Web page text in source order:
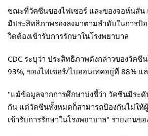
ขณะที่วัคซีนของไฟเซอร์ และของจอห์นสัน
มีประสิทธิภาพรองลงมาตามลำดับในการป้
วิดต้องเข้ารับการรักษาในโรงพยาบาล
CDC ระบุว่า ประสิทธิภาพดังกล่าวของวัคซี
93%, ของไฟเซอร์/ไบออนเทคอยู่ที่ 88% แ
"แม้ข้อมูลจากการศึกษาบ่งชี้ว่า วัคซีนมีระ
กัน แต่วัคซีนทั้งหมดก็สามารถป้องกันไม่ให้
เข้ารับการรักษาในโรงพยาบาล" รายงานขอ